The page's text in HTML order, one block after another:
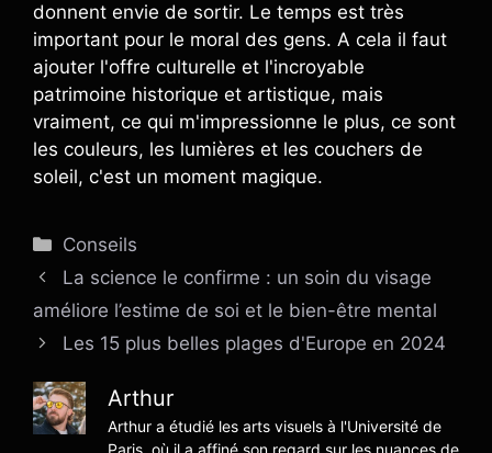
donnent envie de sortir. Le temps est très
important pour le moral des gens. A cela il faut
ajouter l'offre culturelle et l'incroyable
patrimoine historique et artistique, mais
vraiment, ce qui m'impressionne le plus, ce sont
les couleurs, les lumières et les couchers de
soleil, c'est un moment magique.
Catégories
Conseils
La science le confirme : un soin du visage
améliore l’estime de soi et le bien-être mental
Les 15 plus belles plages d'Europe en 2024
Arthur
Arthur a étudié les arts visuels à l'Université de